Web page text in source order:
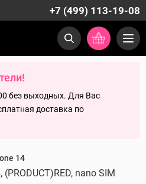
+7 (499) 113-19-08
без выходных. Для Вас
доставка по
14
nano SIM